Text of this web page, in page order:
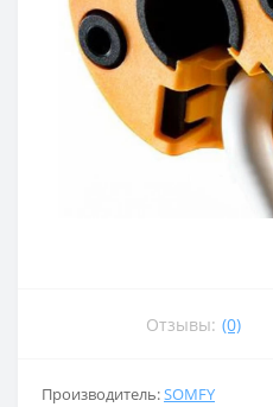
Отзывы: (0)
Производитель:SOMFY